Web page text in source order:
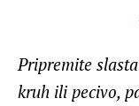
Pripremite
kruh ili pecivo,